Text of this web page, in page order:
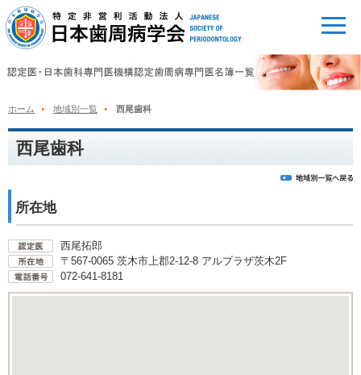
ホーム 地域別一覧 西尾歯科
西尾歯科
所在地
西尾拓郎
〒567-0065 茨木市上郡2-12-8 アルプラザ茨木2F
072-641-8181